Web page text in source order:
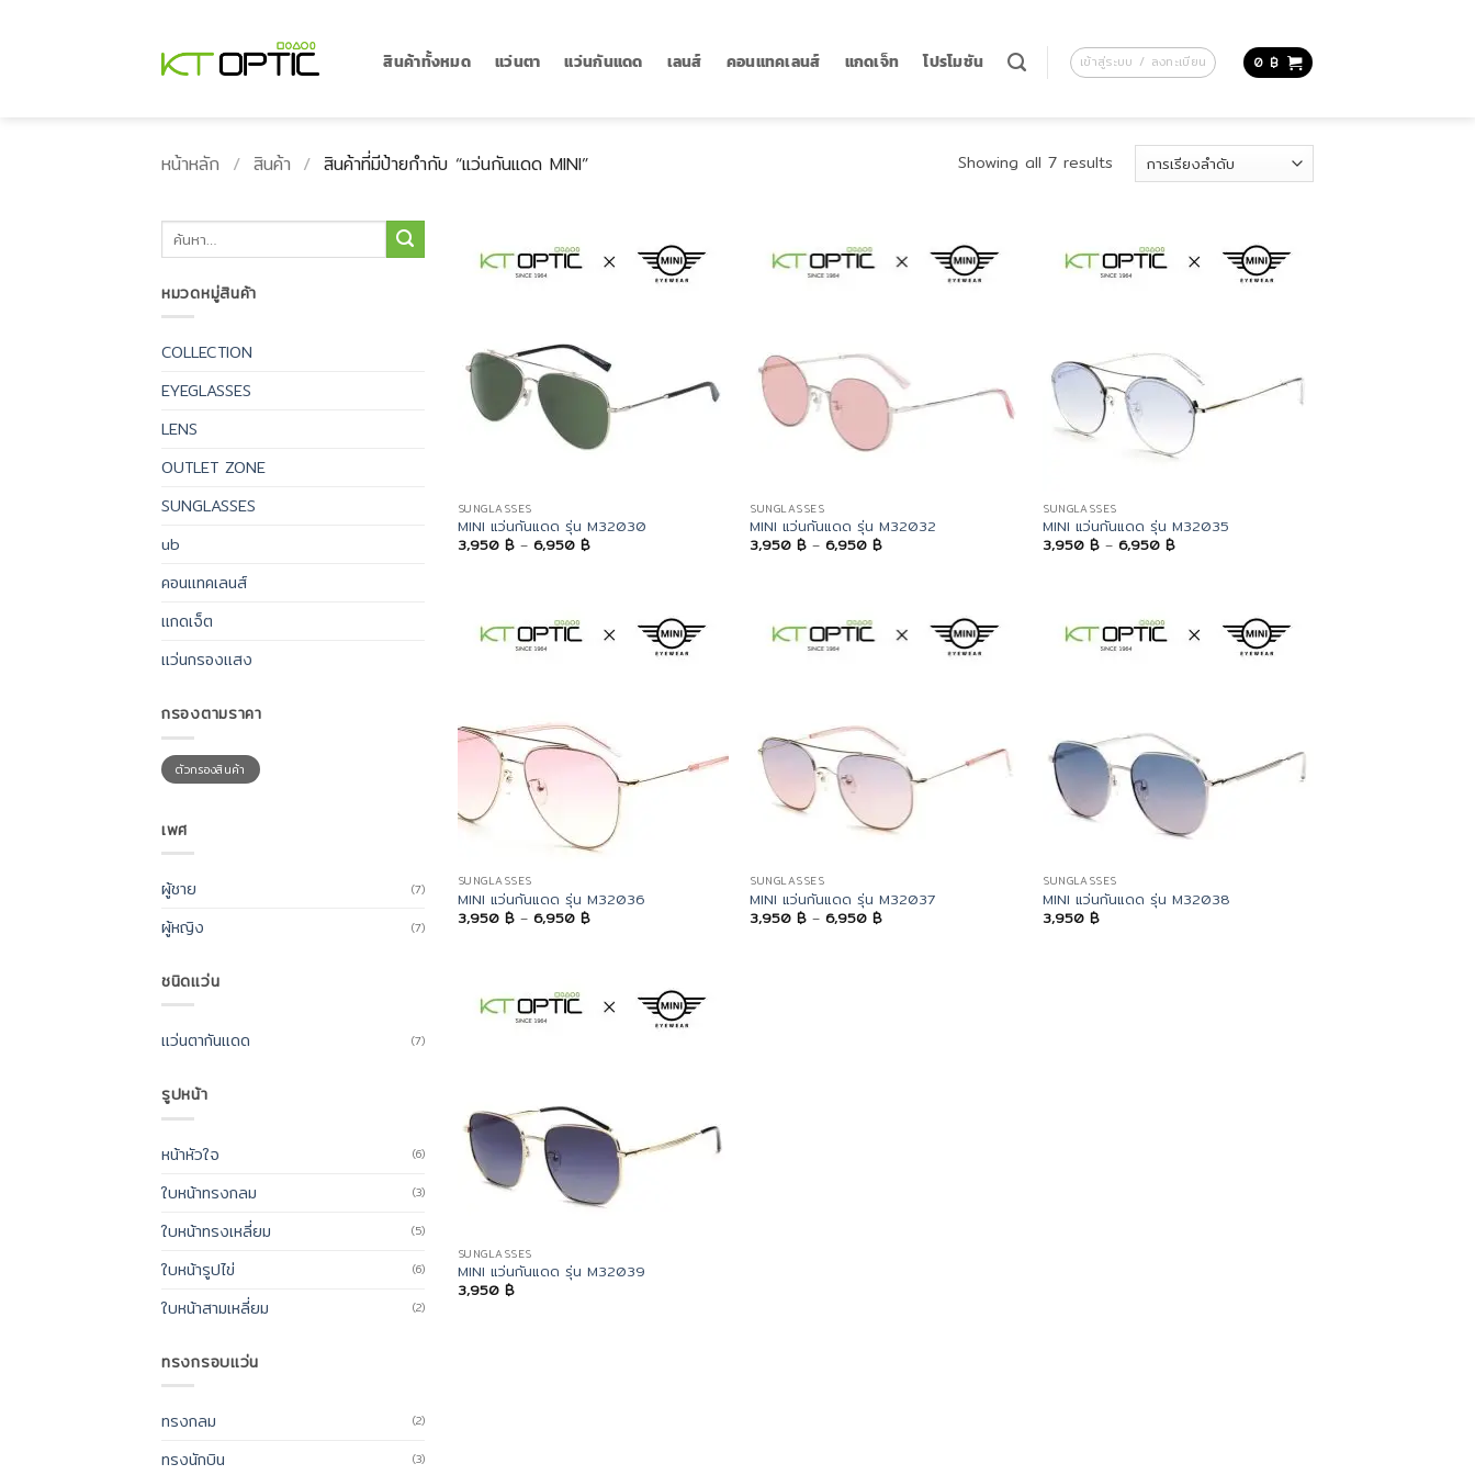
สินค้าทั้งหมด แว่นตา แว่นกันแดด เลนส์ คอนแทคเลนส์ แกดเจ็ท โปรโมชัน เข้าสู่ระบบ / ลงทะเบียน 0 ฿
หน้าหลัก / สินค้า / สินค้าที่มีป้ายกำกับ “แว่นกันแดด MINI” Showing all 7 results
ค้นหา:
หมวดหมู่สินค้า
COLLECTION
EYEGLASSES
LENS
OUTLET ZONE
SUNGLASSES
ub
คอนแทคเลนส์
แกดเจ็ต
แว่นกรองแสง
กรองตามราคา
ราคา
ต่ำ
สุด
ราคา
สูงสุดตัวกรองสินค้า
เพศ
ผู้ชาย (7)
ผู้หญิง (7)
ชนิดแว่น
แว่นตากันแดด (7)
รูปหน้า
หน้าหัวใจ (6)
ใบหน้าทรงกลม (3)
ใบหน้าทรงเหลี่ยม (5)
ใบหน้ารูปไข่ (6)
ใบหน้าสามเหลี่ยม (2)
ทรงกรอบแว่น
ทรงกลม (2)
ทรงนักบิน (3)
SUNGLASSES
MINI แว่นกันแดด รุ่น M32030
3,950 ฿ – 6,950 ฿Price
SUNGLASSES
MINI แว่นกันแดด รุ่น M32032
3,950฿ – 6,950฿Price
SUNGLASSES
MINI แว่นกันแดด รุ่น M32035
3,950฿ – 6,950฿Price
SUNGLASSES
MINI แว่นกันแดด รุ่น M32036
3,950 ฿ – 6,950 ฿Price
range:
SUNGLASSES
MINI แว่นกันแดด รุ่น M32037
3,950฿ – 6,950฿Price
SUNGLASSES
MINI แว่นกันแดด รุ่น M32038
3,950฿
SUNGLASSES
MINI แว่นกันแดด รุ่น M32039
3,950 ฿